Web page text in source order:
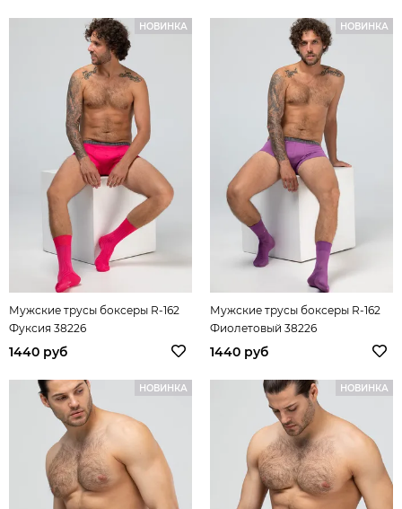
НОВИНКА
Мужские трусы боксеры R-162
Фуксия 38226
1440 руб
НОВИНКА
Мужские трусы боксеры R-162
Фиолетовый 38226
1440 руб
НОВИНКА НОВИНКА